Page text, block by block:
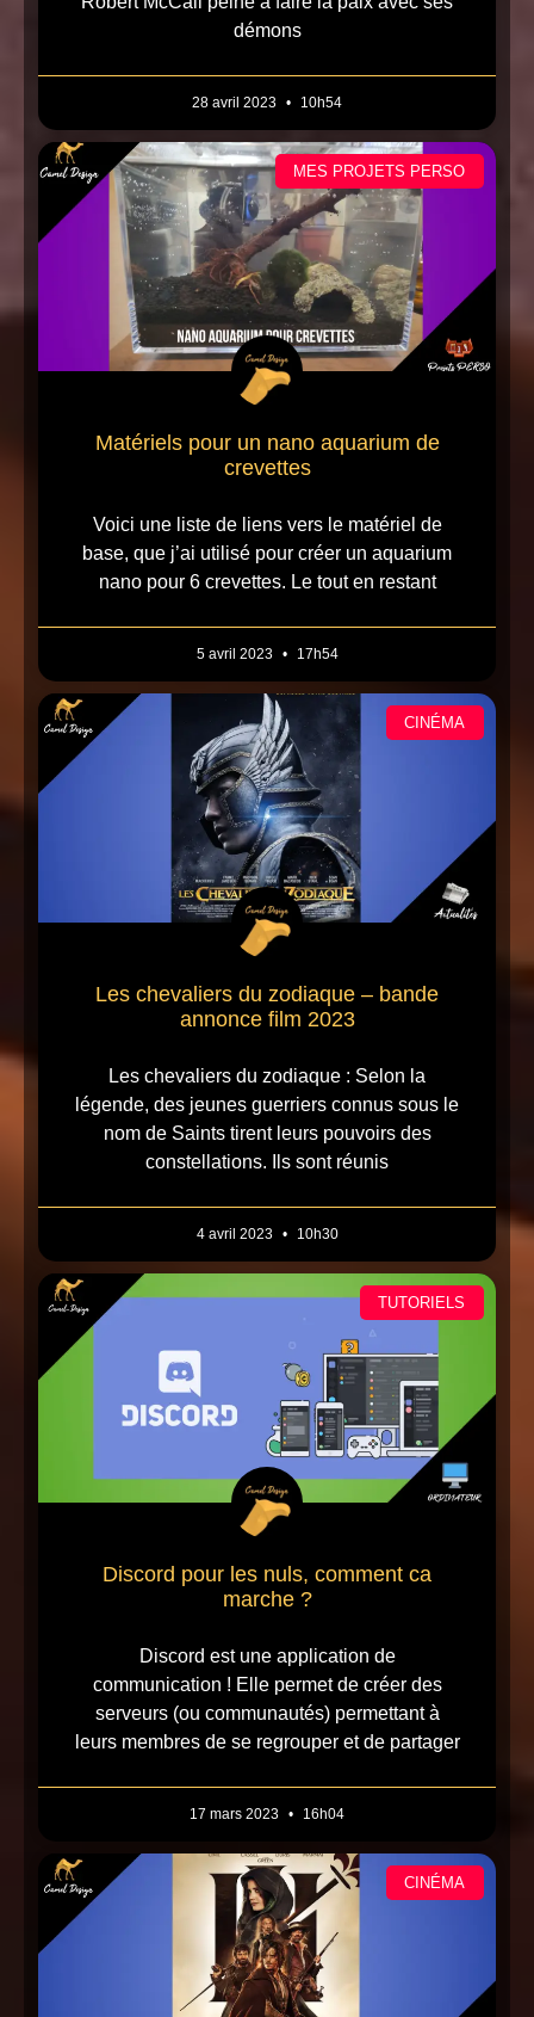
démons
28 avril 2023 10h54
MES PROJETS PERSO
Matériels pour un nano aquarium de
crevettes
Voici une liste de liens vers le matériel de
base, que j’ai utilisé pour créer un aquarium
nano pour 6 crevettes. Le tout en restant
5 avril 2023 17h54
CINÉMA
Les chevaliers du zodiaque – bande
annonce film 2023
Les chevaliers du zodiaque : Selon la
légende, des jeunes guerriers connus sous le
nom de Saints tirent leurs pouvoirs des
constellations. Ils sont réunis
4 avril 2023 10h30
TUTORIELS
Discord pour les nuls, comment ca
marche ?
Discord est une application de
communication ! Elle permet de créer des
serveurs (ou communautés) permettant à
leurs membres de se regrouper et de partager
17 mars 2023 16h04
CINÉMA